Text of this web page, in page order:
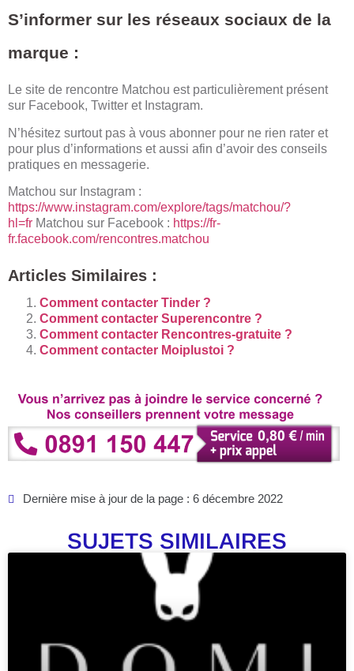
S’informer sur les réseaux sociaux de la
marque :
Le site de rencontre Matchou est particulièrement présent
sur Facebook, Twitter et Instagram.
N’hésitez surtout pas à vous abonner pour ne rien rater et
pour plus d’informations et aussi afin d’avoir des conseils
pratiques en messagerie.
Matchou sur Instagram :
https://www.instagram.com/explore/tags/matchou/?
hl=fr Matchou sur Facebook : https://fr-
fr.facebook.com/rencontres.matchou
Articles Similaires :
Comment contacter Tinder ?
Comment‌ ‌contacter‌ Superencontre ?‌ ‌
Comment contacter Rencontres-gratuite ?
Comment contacter Moiplustoi ?
Dernière mise à jour de la page : 6 décembre 2022
SUJETS SIMILAIRES